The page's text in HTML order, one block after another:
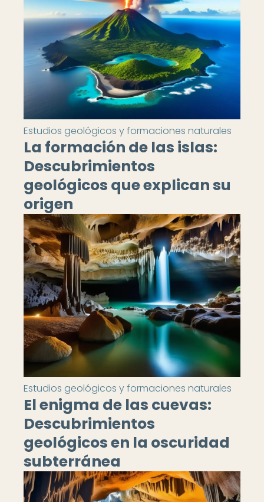
Estudios geológicos y formaciones naturales
La formación de las islas:
Descubrimientos
geológicos que explican su
origen
Estudios geológicos y formaciones naturales
El enigma de las cuevas:
Descubrimientos
geológicos en la oscuridad
subterránea